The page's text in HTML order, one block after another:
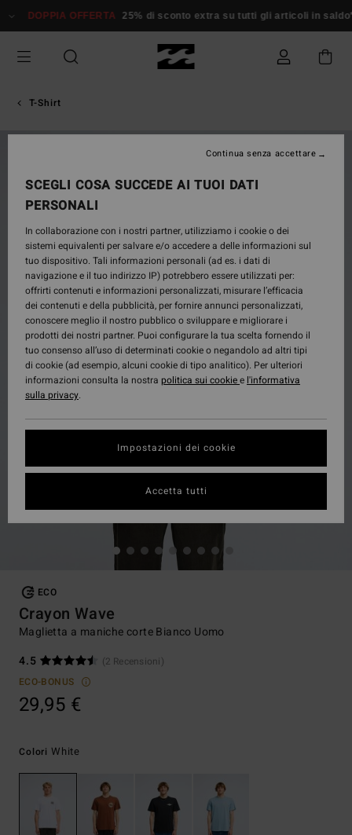
alle
prodotto
DOPPIA OFFERTA 25% di sconto extra su tutti gli articoli in saldo*
T-Shirt
ECO
Crayon Wave
Maglietta a maniche corte Bianco Uomo
4.5
(2 Recensioni)
ECO-BONUS
29,95 €
Colori White
SCEGLI COSA SUCCEDE AI TUOI DATI
PERSONALI
In collaborazione con i nostri partner, utilizziamo i cookie o dei
sistemi equivalenti per salvare e/o accedere a delle informazioni sul
tuo dispositivo. Tali informazioni personali (ad es. i dati di
navigazione e il tuo indirizzo IP) potrebbero essere utilizzati per:
offrirti contenuti e informazioni personalizzati, misurare l’efficacia
dei contenuti e della pubblicità, per fornire annunci personalizzati,
conoscere meglio il nostro pubblico o sviluppare e migliorare i
prodotti dei nostri partner. Puoi configurare la tua scelta fornendo il
tuo consenso all’uso di determinati cookie o negandolo ad altri tipi
di cookie (ad esempio, alcuni cookie di tipo analitico). Per ulteriori
informazioni consulta la nostra politica sui cookiee l'informativa
sulla privacy.
Impostazioni dei cookie
Continua senza accettare
Accetta tutti